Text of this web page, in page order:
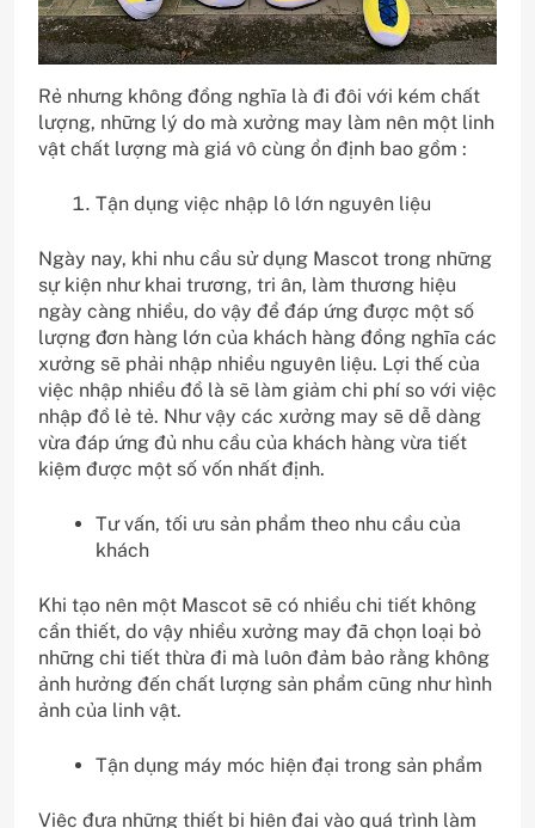
Rẻ nhưng không đồng nghĩa là đi đôi với kém chất
lượng, những lý do mà xưởng may làm nên một linh
vật chất lượng mà giá vô cùng ổn định bao gồm :
Tận dụng việc nhập lô lớn nguyên liệu
Ngày nay, khi nhu cầu sử dụng Mascot trong những
sự kiện như khai trương, tri ân, làm thương hiệu
ngày càng nhiều, do vậy để đáp ứng được một số
lượng đơn hàng lớn của khách hàng đồng nghĩa các
xưởng sẽ phải nhập nhiều nguyên liệu. Lợi thế của
việc nhập nhiều đồ là sẽ làm giảm chi phí so với việc
nhập đồ lẻ tẻ. Như vậy các xưởng may sẽ dễ dàng
vừa đáp ứng đủ nhu cầu của khách hàng vừa tiết
kiệm được một số vốn nhất định.
Tư vấn, tối ưu sản phẩm theo nhu cầu của
khách
Khi tạo nên một Mascot sẽ có nhiều chi tiết không
cần thiết, do vậy nhiều xưởng may đã chọn loại bỏ
những chi tiết thừa đi mà luôn đảm bảo rằng không
ảnh hưởng đến chất lượng sản phẩm cũng như hình
ảnh của linh vật.
Tận dụng máy móc hiện đại trong sản phẩm
Việc đưa những thiết bị hiện đại vào quá trình làm